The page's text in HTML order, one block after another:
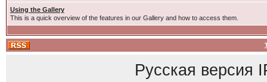
Using the Gallery
This is a quick overview of the features in our Gallery and how to access them.
Русская версия